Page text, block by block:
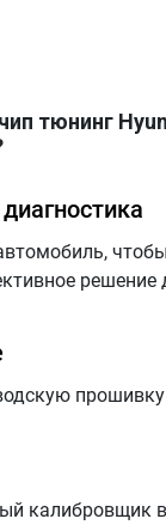
тюнинг
решение
прошивку
калибровщик